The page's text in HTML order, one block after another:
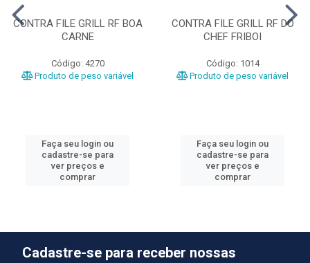
CONTRA FILE GRILL RF BOA
CARNE
Código: 4270
Produto de peso variável
Faça seu login ou
cadastre-se para
ver preços e
comprar
CONTRA FILE GRILL RF DO
CHEF FRIBOI
Código: 1014
Produto de peso variável
Faça seu login ou
cadastre-se para
ver preços e
comprar
Cadastre-se para receber nossas